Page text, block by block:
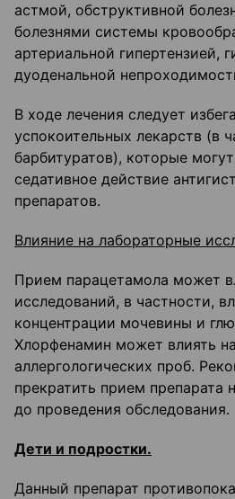
астмой, обструктивной
болезнями системы
артериальной гипертензией,
дуоденальной
В ходе лечения следует
успокоительных лекарств (в
барбитуратов), которые
седативное действие
препаратов.
Влияние на лабораторные
Прием парацетамола может
исследований, в частности,
концентрации мочевины и
Хлорфенамин может влиять
аллергологических проб.
прекратить прием препарата
до проведения обследования.
Дети и подростки.
Данный препарат